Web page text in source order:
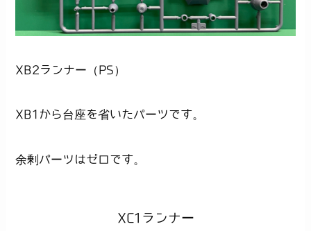
XB2ランナー（PS）
XB1から台座を省いたパーツです。
余剰パーツはゼロです。
XC1ランナー